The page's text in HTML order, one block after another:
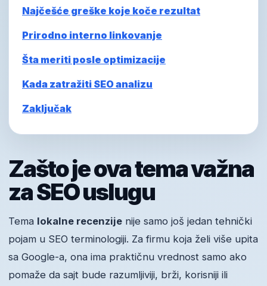
Najčešće greške koje koče rezultat
Prirodno interno linkovanje
Šta meriti posle optimizacije
Kada zatražiti SEO analizu
Zaključak
Zašto je ova tema važna
za SEO uslugu
Tema lokalne recenzije nije samo još jedan tehnički
pojam u SEO terminologiji. Za firmu koja želi više upita
sa Google-a, ona ima praktičnu vrednost samo ako
pomaže da sajt bude razumljiviji, brži, korisniji ili